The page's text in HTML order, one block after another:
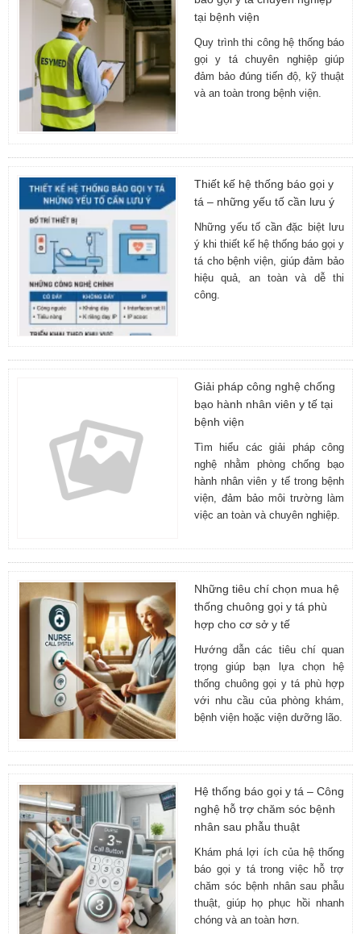
tại bệnh viện
Quy trình thi công hệ thống báo
gọi y tá chuyên nghiệp giúp
đảm bảo đúng tiến độ, kỹ thuật
và an toàn trong bệnh viện.
Thiết kế hệ thống báo gọi y
tá – những yếu tố cần lưu ý
Những yếu tố cần đặc biệt lưu
ý khi thiết kế hệ thống báo gọi y
tá cho bệnh viện, giúp đảm bảo
hiệu quả, an toàn và dễ thi
công.
Giải pháp công nghệ chống
bạo hành nhân viên y tế tại
bệnh viện
Tìm hiểu các giải pháp công
nghệ nhằm phòng chống bạo
hành nhân viên y tế trong bệnh
viện, đảm bảo môi trường làm
việc an toàn và chuyên nghiệp.
Những tiêu chí chọn mua hệ
thống chuông gọi y tá phù
hợp cho cơ sở y tế
Hướng dẫn các tiêu chí quan
trọng giúp bạn lựa chọn hệ
thống chuông gọi y tá phù hợp
với nhu cầu của phòng khám,
bệnh viện hoặc viện dưỡng lão.
Hệ thống báo gọi y tá – Công
nghệ hỗ trợ chăm sóc bệnh
nhân sau phẫu thuật
Khám phá lợi ích của hệ thống
báo gọi y tá trong việc hỗ trợ
chăm sóc bệnh nhân sau phẫu
thuật, giúp họ phục hồi nhanh
chóng và an toàn hơn.